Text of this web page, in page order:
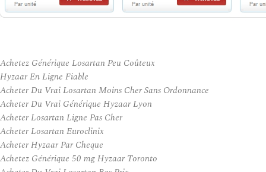
Achetez Générique Losartan Peu Coûteux
Hyzaar En Ligne Fiable
Acheter Du Vrai Losartan Moins Cher Sans Ordonnance
Acheter Du Vrai Générique Hyzaar Lyon
Acheter Losartan Ligne Pas Cher
Acheter Losartan Euroclinix
Acheter Hyzaar Par Cheque
Achetez Générique 50 mg Hyzaar Toronto